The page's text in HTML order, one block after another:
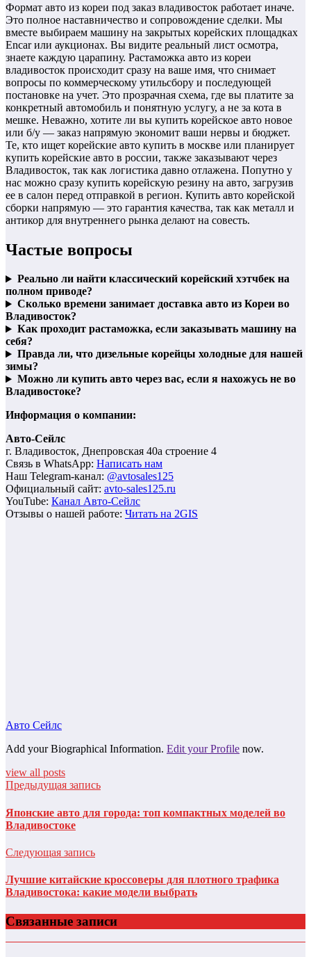
Формат авто из кореи под заказ владивосток работает иначе.
Это полное наставничество и сопровождение сделки. Мы
вместе выбираем машину на закрытых корейских площадках
Encar или аукционах. Вы видите реальный лист осмотра,
знаете каждую царапину. Растаможка авто из кореи
владивосток происходит сразу на ваше имя, что снимает
вопросы по коммерческому утильсбору и последующей
постановке на учет. Это прозрачная схема, где вы платите за
конкретный автомобиль и понятную услугу, а не за кота в
мешке. Неважно, хотите ли вы купить корейское авто новое
или б/у — заказ напрямую экономит ваши нервы и бюджет.
Те, кто ищет корейские авто купить в москве или планирует
купить корейские авто в россии, также заказывают через
Владивосток, так как логистика давно отлажена. Попутно у
нас можно сразу купить корейскую резину на авто, загрузив
ее в салон перед отправкой в регион. Купить авто корейской
сборки напрямую — это гарантия качества, так как металл и
антикор для внутреннего рынка делают на совесть.
Частые вопросы
Реально ли найти классический корейский хэтчбек на
полном приводе?
Сколько времени занимает доставка авто из Кореи во
Владивосток?
Как проходит растаможка, если заказывать машину на
себя?
Правда ли, что дизельные корейцы холодные для нашей
зимы?
Можно ли купить авто через вас, если я нахожусь не во
Владивостоке?
Информация о компании:
Авто-Сейлс
г. Владивосток, Днепровская 40а строение 4
Связь в WhatsApp: Написать нам
Наш Telegram-канал: @avtosales125
Официальный сайт: avto-sales125.ru
YouTube: Канал Авто-Сейлс
Отзывы о нашей работе: Читать на 2GIS
Авто Сейлс
Add your Biographical Information. Edit your Profile now.
view all posts
Предыдущая запись
Японские авто для города: топ компактных моделей во
Владивостоке
Следующая запись
Лучшие китайские кроссоверы для плотного трафика
Владивостока: какие модели выбрать
Связанные записи